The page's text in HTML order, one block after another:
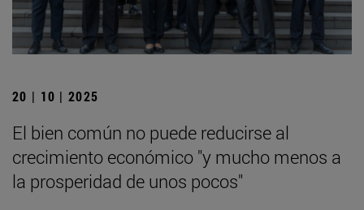
20 | 10 | 2025
El bien común no puede reducirse al
crecimiento económico "y mucho menos a
la prosperidad de unos pocos"